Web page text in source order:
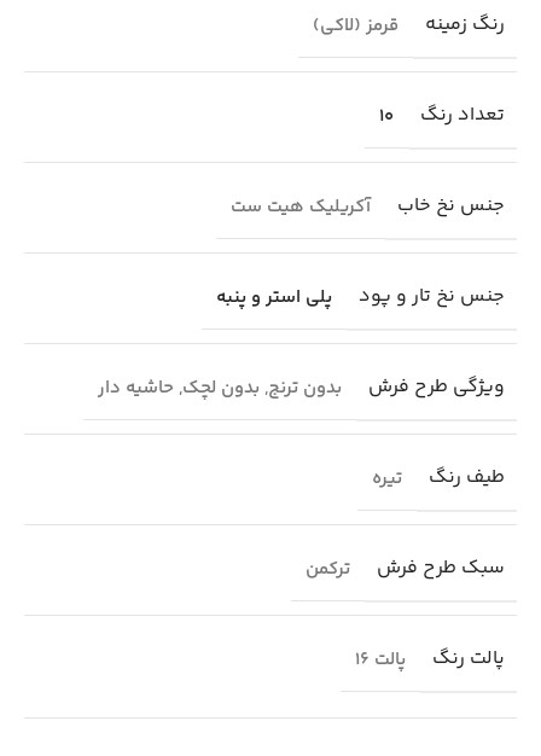
رنگ زمینه قرمز (لاکی)
تعداد رنگ 10
جنس نخ خاب آکریلیک هیت ست
جنس نخ تار و پود پلی استر و پنبه
ویژگی طرح فرش بدون ترنج, بدون لچک, حاشیه دار
طیف رنگ تیره
سبک طرح فرش ترکمن
پالت رنگ پالت 16